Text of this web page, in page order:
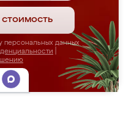
стоимость
персональных данных